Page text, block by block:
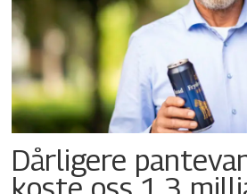
Dårligere